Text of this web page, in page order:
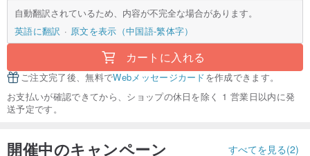
自動翻訳されているため、内容が不完全な場合があります。
英語に翻訳
原文を表示（中国語-繁体字）
カートに入れる
ご注文完了後、無料でWebメッセージカードを作成できます。
お支払いが確認できてから、ショップの休日を除く 1 営業日以内に発
送予定です。
開催中のキャンペーン すべてを見る(2)